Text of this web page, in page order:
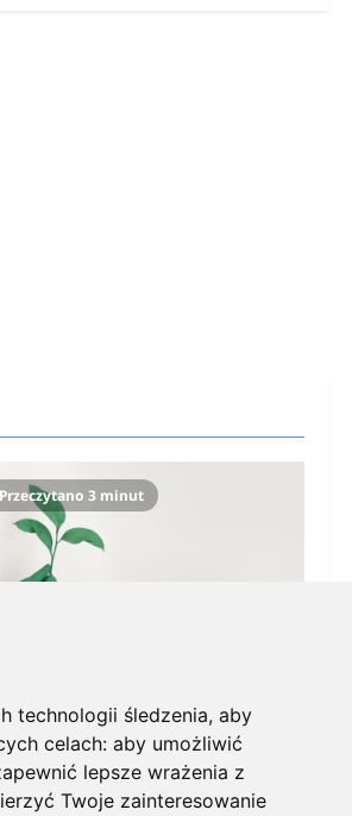
technologii śledzenia, aby
celach: aby umożliwić
lepsze wrażenia z
Twoje zainteresowanie
Przeczytano 3 minut
gadżety reklamowe dla
jak wzbudzić
odbiorców